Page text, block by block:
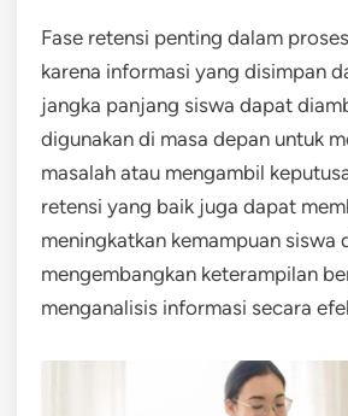
Fase retensi penting dalam
karena informasi yang disimpan
jangka panjang siswa dapat
digunakan di masa depan untuk
masalah atau mengambil
retensi yang baik juga dapat
meningkatkan kemampuan siswa
mengembangkan keterampilan
menganalisis informasi secara